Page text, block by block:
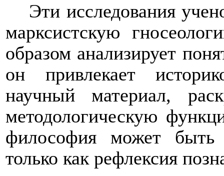
Эти исследования
марксистскую
образом анализирует
он привлекает
научный материал,
методологическую
философия может быть
только как рефлексия